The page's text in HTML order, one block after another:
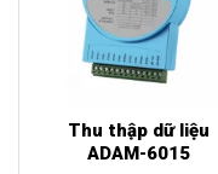
Thu thập dữ liệu
ADAM-6015